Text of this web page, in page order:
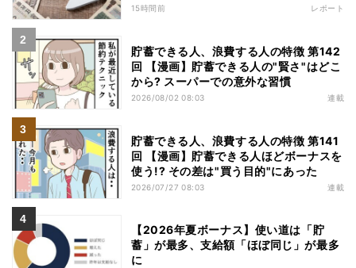
15時間前 レポート
貯蓄できる人、浪費する人の特徴 第142
回 【漫画】貯蓄できる人の"賢さ"はどこ
から? スーパーでの意外な習慣
2026/08/02 08:03 連載
貯蓄できる人、浪費する人の特徴 第141
回 【漫画】貯蓄できる人ほどボーナスを
使う!? その差は"買う目的"にあった
2026/07/27 08:03 連載
【2026年夏ボーナス】使い道は「貯
蓄」が最多、支給額「ほぼ同じ」が最多
に